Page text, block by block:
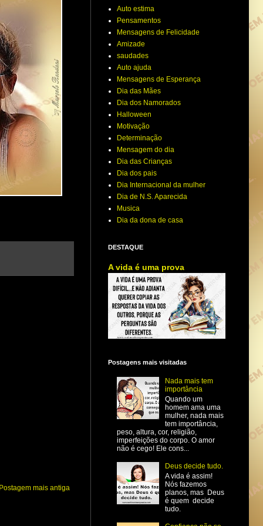
Postagem mais antiga
Auto estima
Pensamentos
Mensagens de Felicidade
Amizade
saudades
Auto ajuda
Mensagens de Esperança
Dia das Mães
Dia dos Namorados
Halloween
Motivação
Determinação
Mensagem do dia
Dia das Crianças
Dia dos pais
Dia Internacional da mulher
Dia de N.S. Aparecida
Musica
Dia da dona de casa
DESTAQUE
A vida é uma prova
Postagens mais visitadas
Nada mais tem
importância
Quando um
homem ama uma
mulher, nada mais
tem importância,
peso, altura, cor, religião,
imperfeições do corpo. O amor
não é cego! Ele cons...
Deus decide tudo.
A vida é assim!
Nós fazemos
planos, mas Deus
é quem decide
tudo.